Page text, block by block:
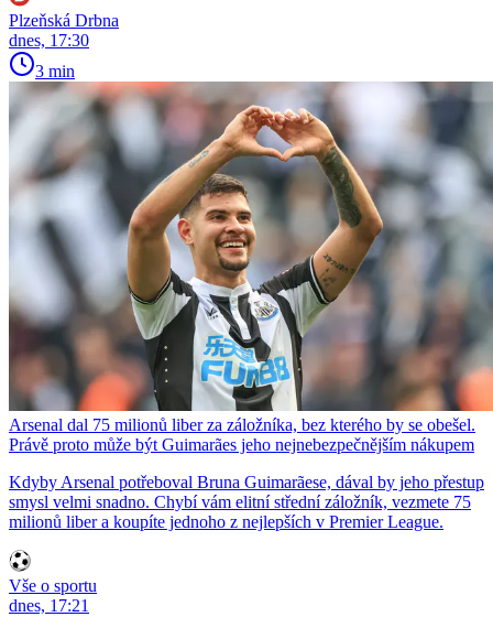
Plzeňská Drbna
dnes, 17:30
3 min
Arsenal dal 75 milionů liber za záložníka, bez kterého by se obešel.
Právě proto může být Guimarães jeho nejnebezpečnějším nákupem
Kdyby Arsenal potřeboval Bruna Guimarãese, dával by jeho přestup
smysl velmi snadno. Chybí vám elitní střední záložník, vezmete 75
milionů liber a koupíte jednoho z nejlepších v Premier League.
Vše o sportu
dnes, 17:21